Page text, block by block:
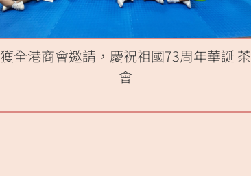
獲全港商會邀請，慶祝祖國73周年華誕 茶
會